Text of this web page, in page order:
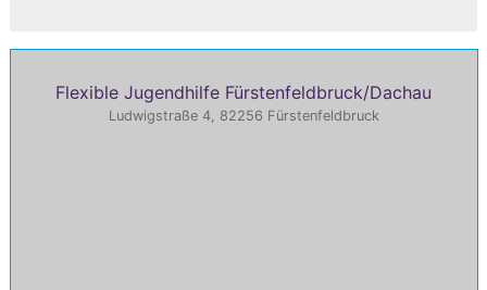
Flexible Jugendhilfe Fürstenfeldbruck/Dachau
Ludwigstraße 4, 82256 Fürstenfeldbruck